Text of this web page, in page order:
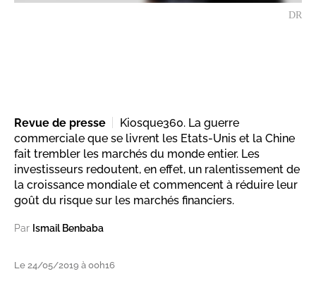
DR
Revue de presse
Kiosque360. La guerre
commerciale que se livrent les Etats-Unis et la Chine
fait trembler les marchés du monde entier. Les
investisseurs redoutent, en effet, un ralentissement de
la croissance mondiale et commencent à réduire leur
goût du risque sur les marchés financiers.
Par Ismail Benbaba
Le 24/05/2019 à 00h16